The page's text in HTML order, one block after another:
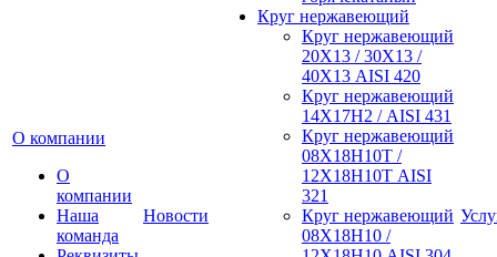
О компании
О
компании
Наша
команда
Новости
Круг нержавеющий
Круг нержавеющий
20Х13 / 30Х13 /
40Х13 AISI 420
Круг нержавеющий
14Х17Н2 / AISI 431
Круг нержавеющий
08Х18Н10Т /
12Х18Н10Т AISI
321
Круг нержавеющий
08Х18Н10 /